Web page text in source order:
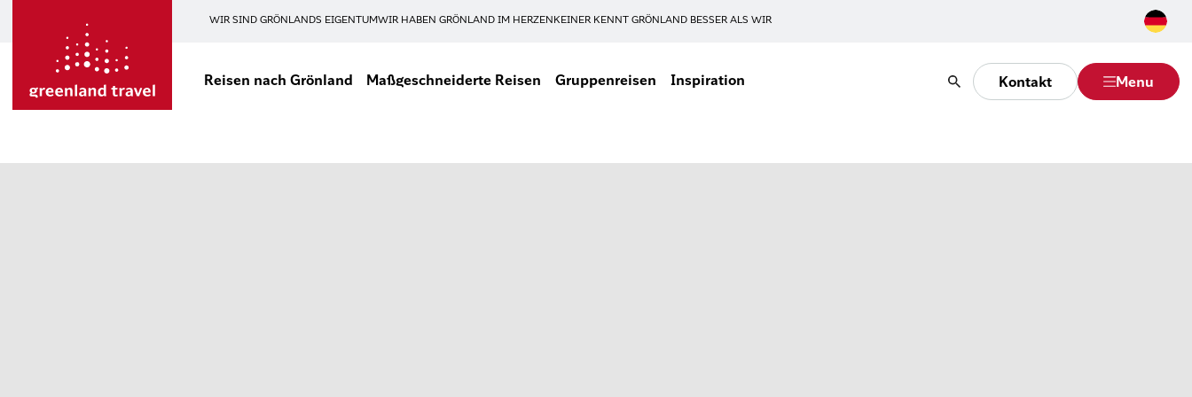
WIR SIND GRÖNLANDS EIGENTUMWIR HABEN GRÖNLAND IM HERZEN KEINER KENNT GRÖNLAND BESSER ALS WIR
Reisen nach Grönland Maßgeschneiderte Reisen Gruppenreisen Inspiration Suche Kontakt Menu